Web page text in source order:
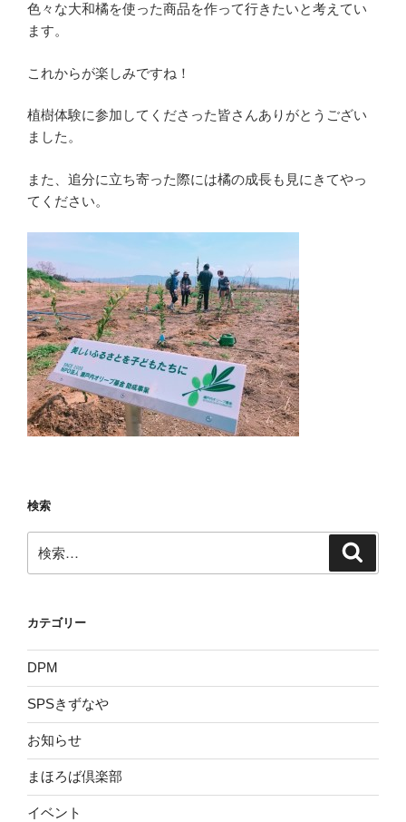
色々な大和橘を使った商品を作って行きたいと考えてい
ます。
これからが楽しみですね！
植樹体験に参加してくださった皆さんありがとうござい
ました。
また、追分に立ち寄った際には橘の成長も見にきてやっ
てください。
検索
索:
カテゴリー
DPM
SPSきずなや
お知らせ
まほろば倶楽部
イベント